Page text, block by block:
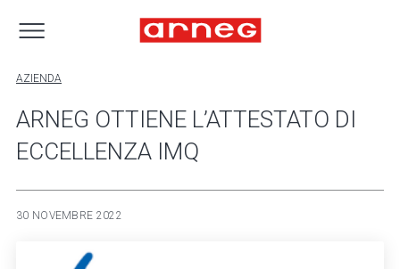
AZIENDA
ARNEG OTTIENE L’ATTESTATO DI
ECCELLENZA IMQ
30 NOVEMBRE 2022